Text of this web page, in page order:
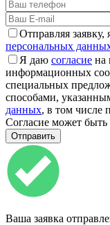
Отправляя заявку,
персональных
Я даю согласие на
информационных
специальных
способами,
данных, в том числе
Согласие может
Ваша заявка